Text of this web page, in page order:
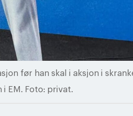
før han skal i aksjon i
EM. Foto: privat.